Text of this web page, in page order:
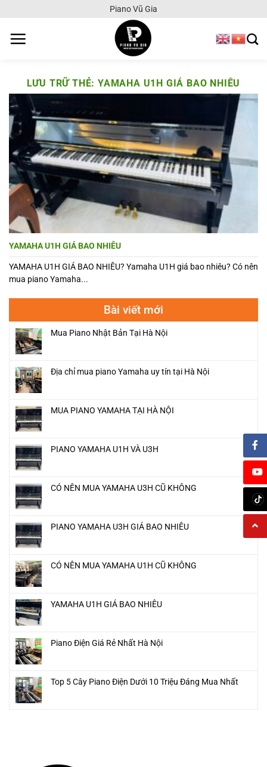
nội
Piano Vũ Gia
LƯU TRỮ THẺ:YAMAHA U1H GIÁ BAO NHIÊU
YAMAHA U1H GIÁ BAO NHIÊU
YAMAHA U1H GIÁ BAO NHIÊU? Yamaha U1H giá bao nhiêu? Có nên
mua piano Yamaha...
Bài viết mới
Mua Piano Nhật Bản Tại Hà Nội
Địa chỉ mua piano Yamaha uy tín tại Hà Nội
MUA PIANO YAMAHA TẠI HÀ NỘI
PIANO YAMAHA U1H VÀ U3H
CÓ NÊN MUA YAMAHA U3H CŨ KHÔNG
PIANO YAMAHA U3H GIÁ BAO NHIÊU
CÓ NÊN MUA YAMAHA U1H CŨ KHÔNG
YAMAHA U1H GIÁ BAO NHIÊU
Piano Điện Giá Rẻ Nhất Hà Nội
Top 5 Cây Piano Điện Dưới 10 Triệu Đáng Mua Nhất